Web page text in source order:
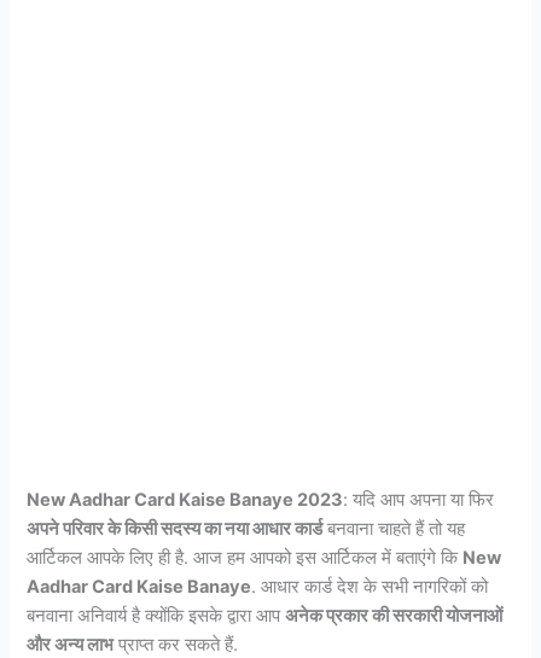
New Aadhar Card Kaise Banaye 2023: यदि आप अपना या फिर
अपने परिवार के किसी सदस्य का नया आधार कार्डबनवाना चाहते हैं तो यह
आर्टिकल आपके लिए ही है. आज हम आपको इस आर्टिकल में बताएंगे कि New
Aadhar Card Kaise Banaye. आधार कार्ड देश के सभी नागरिकों को
बनवाना अनिवार्य है क्योंकि इसके द्वारा आपअनेक प्रकार की सरकारी योजनाओं
और अन्य लाभप्राप्त कर सकते हैं.